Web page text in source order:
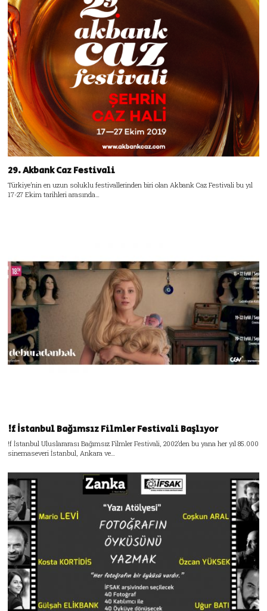
29. Akbank Caz Festivali
Türkiye’nin en uzun soluklu festivallerinden biri olan Akbank Caz Festivali bu yıl
17-27 Ekim tarihleri arasında…
!f İstanbul Bağımsız Filmler Festivali Başlıyor
!f İstanbul Uluslararası Bağımsız Filmler Festivali, 2002’den bu yana her yıl 85.000
sinemaseveri İstanbul, Ankara ve…